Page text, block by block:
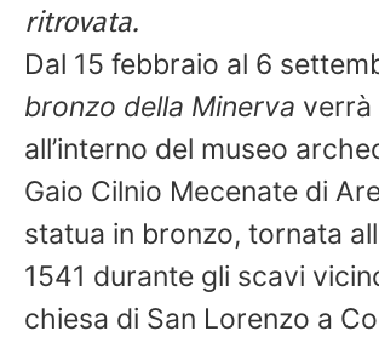
ritrovata.
Dal 15 febbraio al 6
bronzo della Minerva verrà
all’interno del museo
Gaio Cilnio Mecenate di
statua in bronzo, tornata
1541 durante gli scavi
chiesa di San Lorenzo a